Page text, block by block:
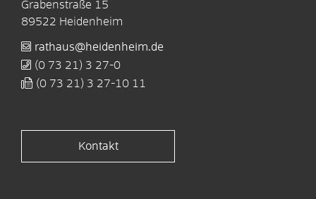
Grabenstraße 15
89522 Heidenheim
rathaus@heidenheim.de
(0 73 21) 3 27-0
(0 73 21) 3 27-10 11
Kontakt